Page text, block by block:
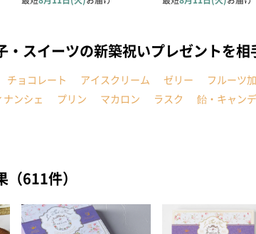
・スイーツの新築祝いプレゼントを
チョコレート アイスクリーム ゼリー フルーツ
ナンシェ プリン マカロン ラスク 飴・キャン
611件）